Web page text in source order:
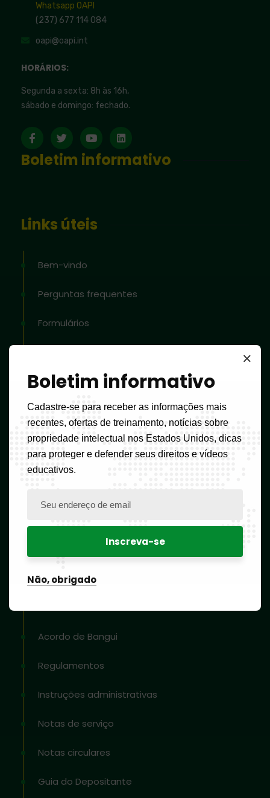
Whatsapp OAPI
(237) 677 114 084
oapi@oapi.int
HORÁRIOS:
Segunda a sexta: 8h às 16h,
sábado e domingo: fechado.
Boletim informativo
Links úteis
Bem-vindo
Perguntas frequentes
Formulários
Ferramentas para ajudar a classificar
Blog
Contato
Atas da OAPI
Acordo de Bangui
Regulamentos
Instruções administrativas
Notas de serviço
Notas circulares
Guia do Depositante
Boletim informativo
Cadastre-se para receber as informações mais
recentes, ofertas de treinamento, notícias sobre
propriedade intelectual nos Estados Unidos, dicas
para proteger e defender seus direitos e vídeos
educativos.
Não, obrigado